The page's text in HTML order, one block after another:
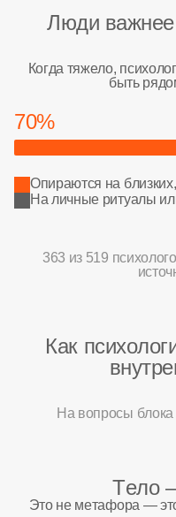
Люди важнее
Когда тяжело,
быть
70%
Опираются на
На личные ритуалы
363 из 519
Как
На вопросы блока
Тело
Это не метафора —